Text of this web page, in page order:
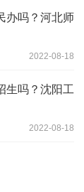
办吗？河北师
2022-08-18
生吗？沈阳工
2022-08-18